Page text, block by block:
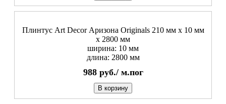
Плинтус Art Decor Аризона Originals 210 мм х 10 мм
х 2800 мм
ширина: 10 мм
длина: 2800 мм
988 руб./ м.пог
В корзину